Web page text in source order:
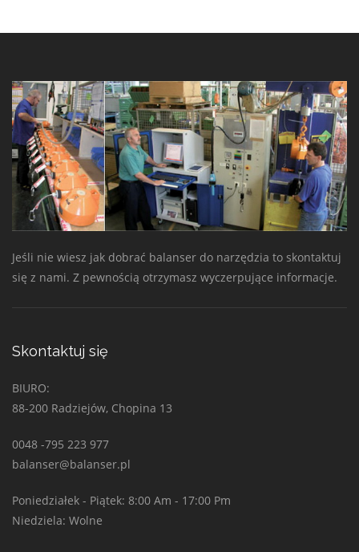
Jeśli nie wiesz jak dobrać balanser do narzędzia to skontaktuj
się z nami. Z pewnością otrzymasz wyczerpujące informacje.
Skontaktuj się
BIURO:
88-200 Radziejów, Chopina 13
0048 -795 223 977
balanser@balanser.pl
Poniedziałek - Piątek: 8:00 Am - 17:00 Pm
Niedziela: Wolne